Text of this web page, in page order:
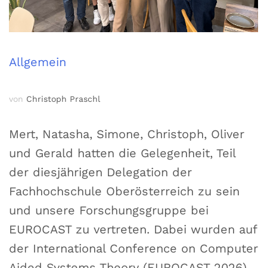
Allgemein
von Christoph Praschl
Mert, Natasha, Simone, Christoph, Oliver
und Gerald hatten die Gelegenheit, Teil
der diesjährigen Delegation der
Fachhochschule Oberösterreich zu sein
und unsere Forschungsgruppe bei
EUROCAST zu vertreten. Dabei wurden auf
der International Conference on Computer